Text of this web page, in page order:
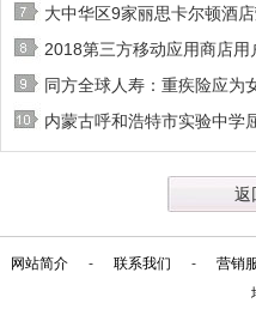
大中华区9家丽思卡尔顿酒
2018第三方移动应用商店用
同方全球人寿：重疾险应为
内蒙古呼和浩特市实验中学
返
网站简介 - 联系我们 - 营销